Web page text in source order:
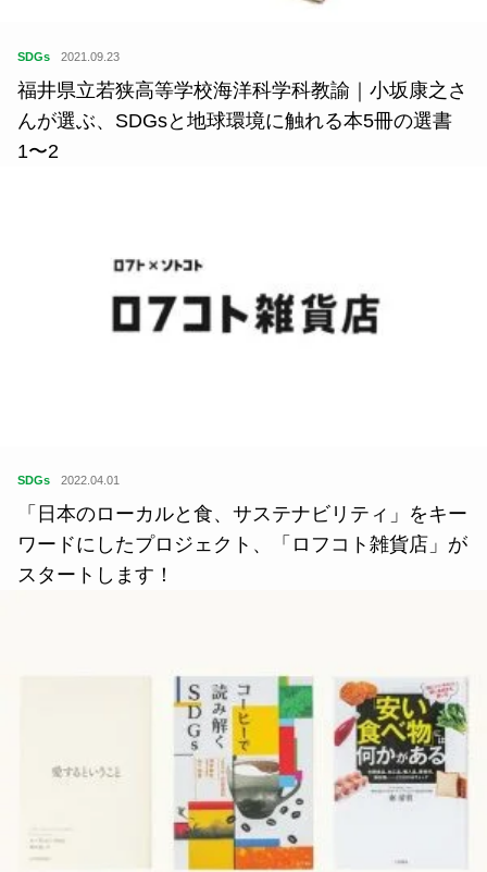
SDGs 2021.09.23
福井県立若狭高等学校海洋科学科教諭｜小坂康之さ
んが選ぶ、SDGsと地球環境に触れる本5冊の選書
1〜2
SDGs 2022.04.01
「日本のローカルと食、サステナビリティ」をキー
ワードにしたプロジェクト、「ロフコト雑貨店」が
スタートします！